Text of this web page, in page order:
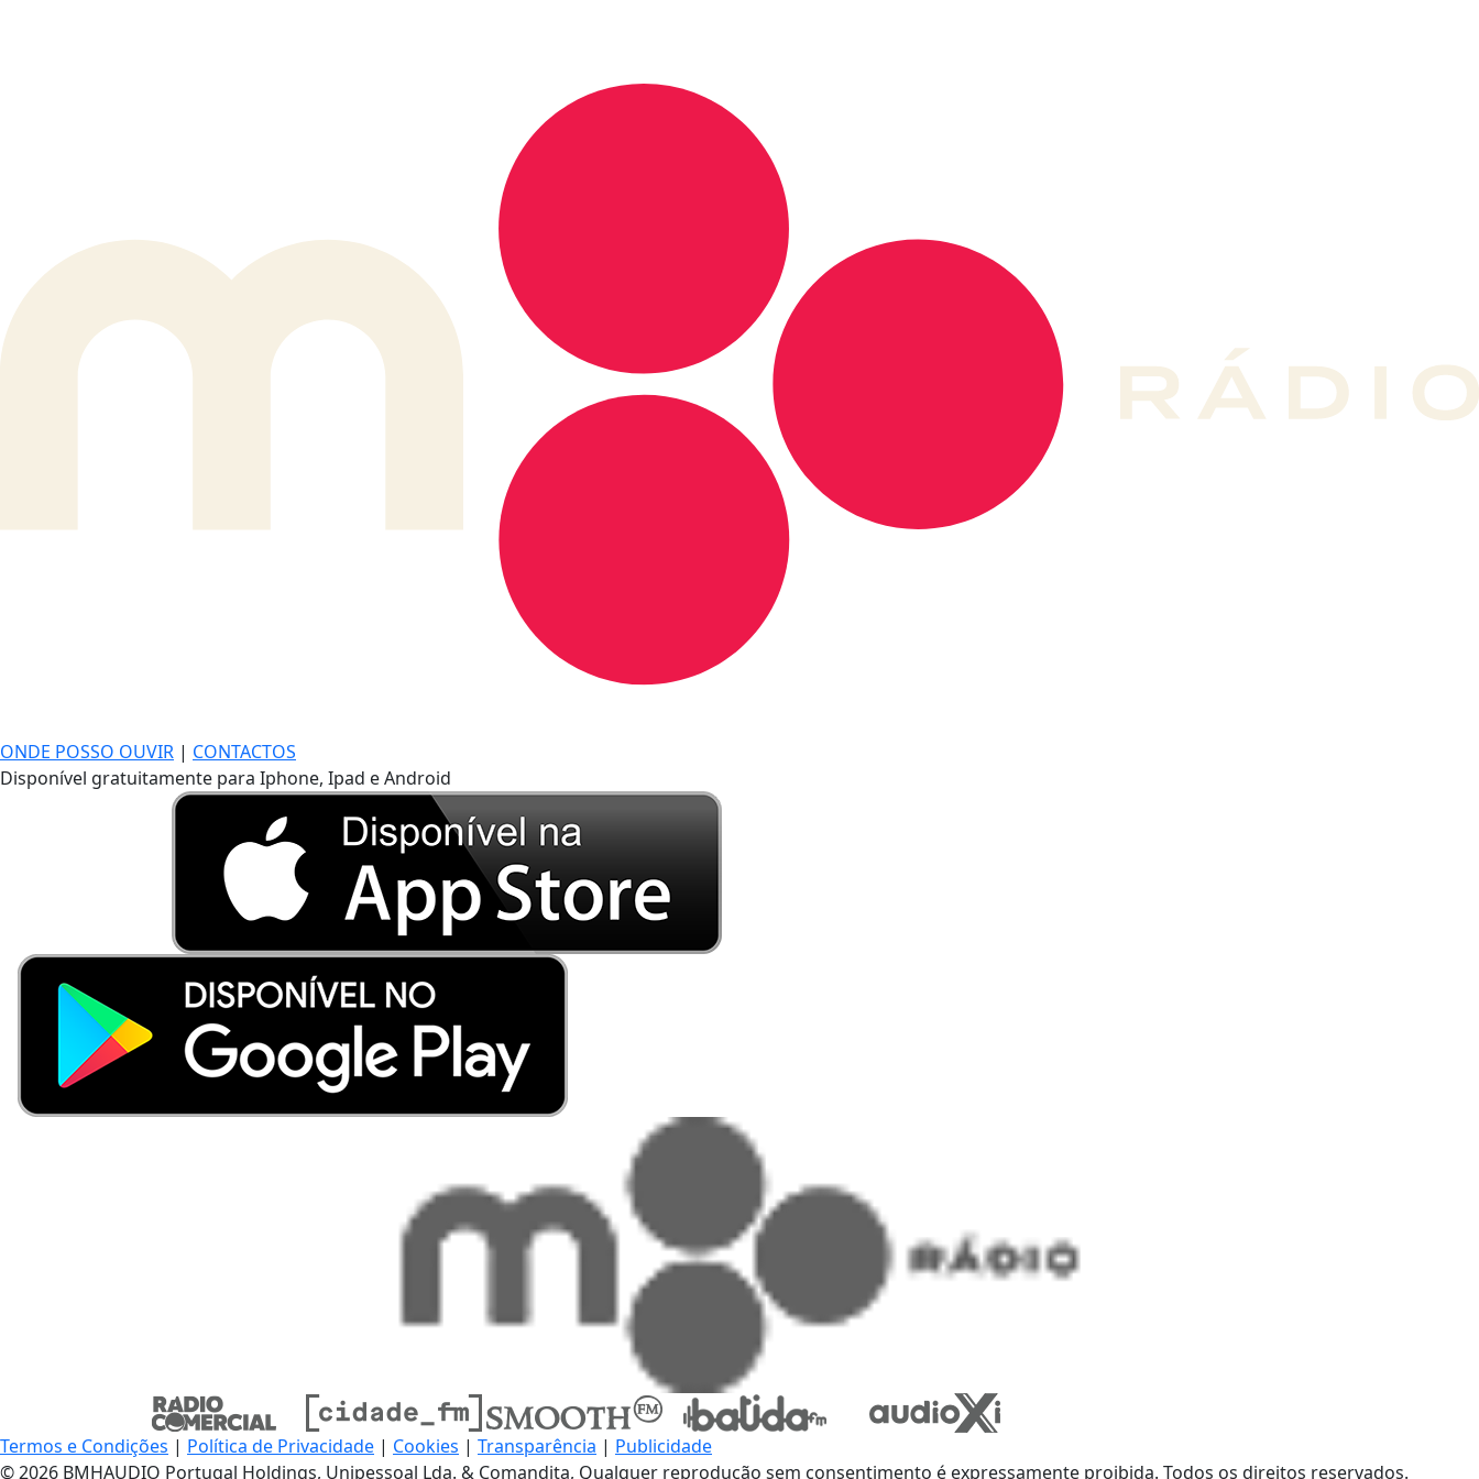
ONDE POSSO OUVIR | CONTACTOS
Disponível gratuitamente para Iphone, Ipad e Android
Termos e Condições | Política de Privacidade | Cookies | Transparência | Publicidade
© 2026 BMHAUDIO Portugal Holdings, Unipessoal Lda. & Comandita, Qualquer reprodução sem consentimento é expressamente proibida. Todos os direitos reservados.